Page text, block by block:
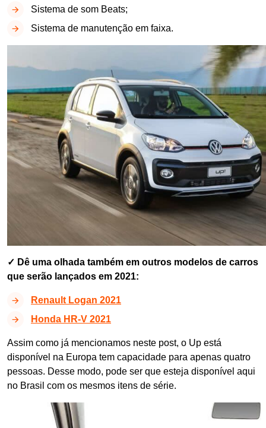
Sistema de som Beats;
Sistema de manutenção em faixa.
✓ Dê uma olhada também em outros modelos de carros
que serão lançados em 2021:
Renault Logan 2021
Honda HR-V 2021
Assim como já mencionamos neste post, o Up está
disponível na Europa tem capacidade para apenas quatro
pessoas. Desse modo, pode ser que esteja disponível aqui
no Brasil com os mesmos itens de série.